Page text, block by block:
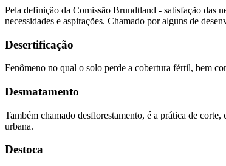
Pela definição da Comissão Brundtland - satisfação das
necessidades e aspirações. Chamado por alguns de
Desertificação
Fenômeno no qual o solo perde a cobertura fértil, bem
Desmatamento
Também chamado desflorestamento, é a prática de
urbana.
Destoca